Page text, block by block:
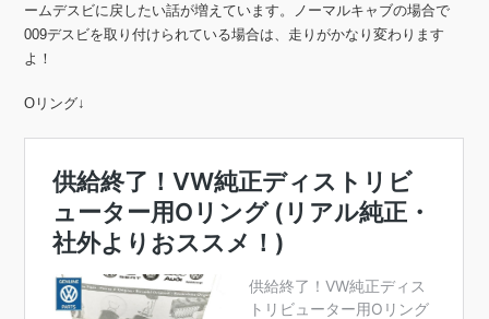
ームデスビに戻したい話が増えています。ノーマルキャブの場合で
009デスビを取り付けられている場合は、走りがかなり変わります
よ！
Oリング↓